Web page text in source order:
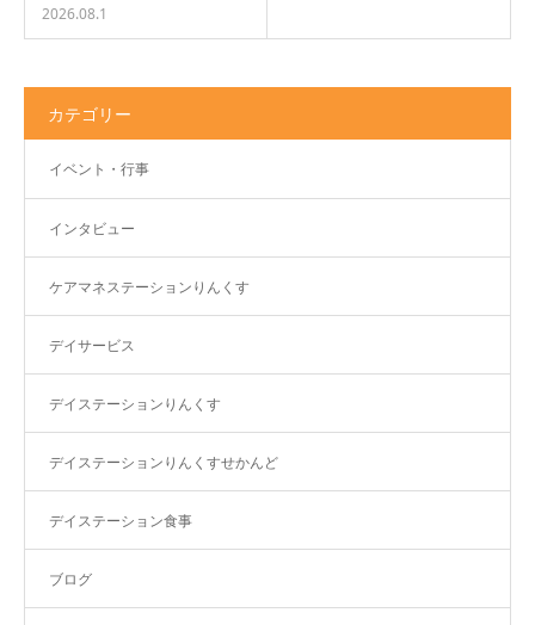
2026.08.1
カテゴリー
イベント・行事
インタビュー
ケアマネステーションりんくす
デイサービス
デイステーションりんくす
デイステーションりんくすせかんど
デイステーション食事
ブログ